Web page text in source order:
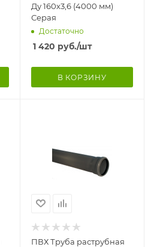
Ду 160х3,6 (4000 мм)
Серая
Достаточно
1 420 руб./шт
В КОРЗИНУ
ПВХ Труба раструбная